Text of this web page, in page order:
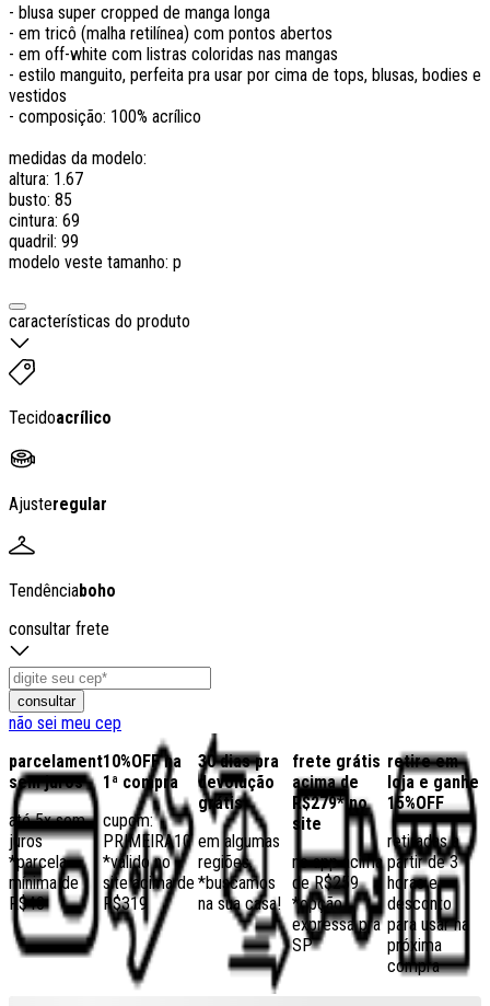
- blusa super cropped de manga longa
- em tricô (malha retilínea) com pontos abertos
- em off-white com listras coloridas nas mangas
- estilo manguito, perfeita pra usar por cima de tops, blusas, bodies e
vestidos
- composição: 100% acrílico
medidas da modelo:
altura: 1.67
busto: 85
cintura: 69
quadril: 99
modelo veste tamanho: p
características do produto
Tecidoacrílico
Ajusteregular
Tendênciaboho
consultar frete
consultar
não sei meu cep
parcelamento
sem juros
até 5x sem
juros
*parcela
mínima de
R$40
10%OFF na
1ª compra
cupom:
PRIMEIRA10
*válido no
site acima de
R$319
30 dias pra
devolução
grátis
em algumas
regiões,
*buscamos
na sua casa!
frete grátis
acima de
R$279* no
site
no app acima
de R$259
*opção
expressa pra
SP
retire em
loja e ganhe
15%OFF
retiradas a
partir de 3
horas e
desconto
para usar na
próxima
compra